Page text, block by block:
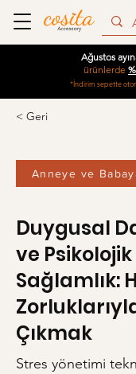
Ağustos
ürünlerde
*İndirim sepette
< Geri
Anneye ve
Duygusal
ve Psikolojik
Sağlamlık:
Çıkmak
Stres yönetimi